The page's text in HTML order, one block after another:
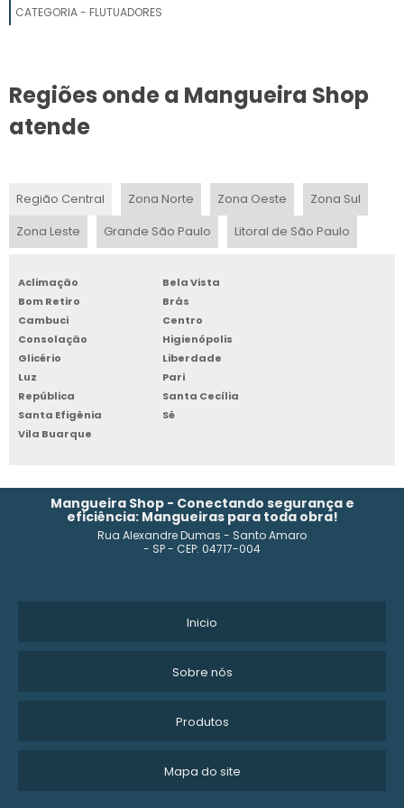
MANGUEIRA DE INCÊNDIO TIPO 5
MANGUEIRA INCÊNDIO TIPO 1
MANGUEIRA DE INCÊNDIO TIPO 1
MANGUEIRA DE INCÊNDIO COMPRAR
MANGUEIRA DE INCÊNDIO VALOR
CATEGORIA - FLUTUADORES
Regiões onde a Mangueira Shop
atende
Região Central Zona Norte Zona Oeste
Zona Sul
Zona Leste
Grande São Paulo Litoral de São Paulo
Aclimação
Bela Vista
Bom Retiro
Brás
Cambuci
Centro
Consolação
Higienópolis
Glicério
Liberdade
Luz
Pari
República
Santa Cecília
Santa Efigênia
Sé
Vila Buarque
Mangueira Shop - Conectando segurança e
eficiência: Mangueiras para toda obra!
Rua Alexandre Dumas - Santo Amaro
- SP - CEP: 04717-004
Inicio
Sobre nós
Produtos
Mapa do site